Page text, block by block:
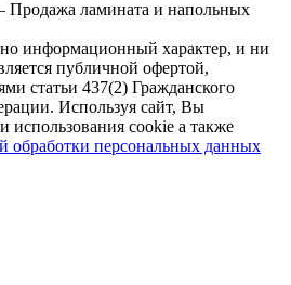
ламината и напольных
информационный характер, и ни
публичной офертой,
статьи 437(2) Гражданского
Используя сайт, Вы
использования cookie а также
обработки персональных данных